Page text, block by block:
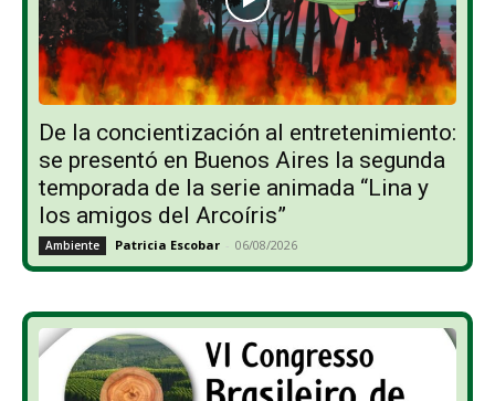
De la concientización al entretenimiento:
se presentó en Buenos Aires la segunda
temporada de la serie animada “Lina y
los amigos del Arcoíris”
Ambiente Patricia Escobar - 06/08/2026